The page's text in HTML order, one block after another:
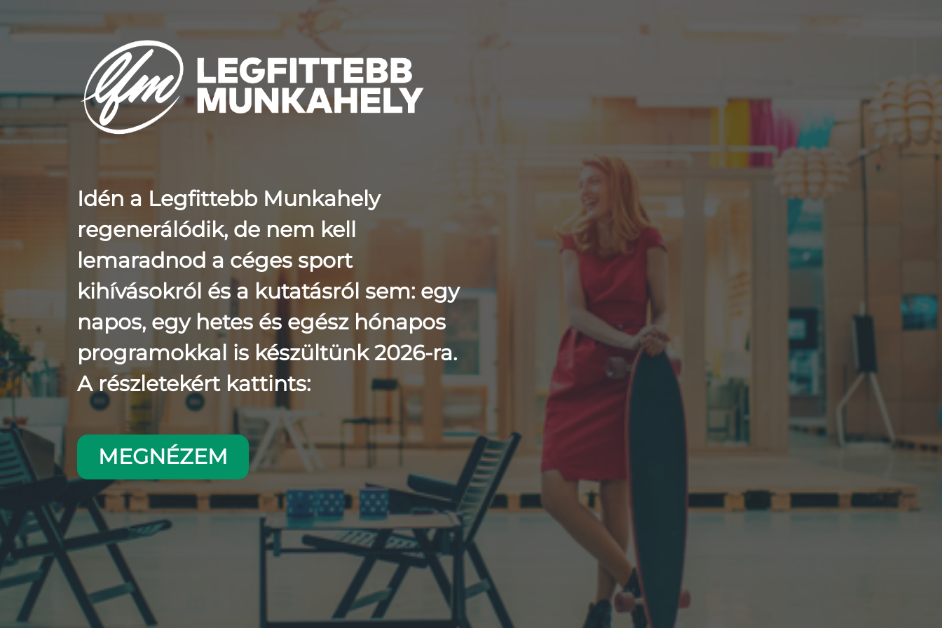
Idén a Legfittebb Munkahely
regenerálódik, de nem kell
lemaradnod a céges sport
kihívásokról és a kutatásról sem: egy
napos, egy hetes és egész hónapos
programokkal is készültünk 2026-ra.
A részletekért kattints:
MEGNÉZEM